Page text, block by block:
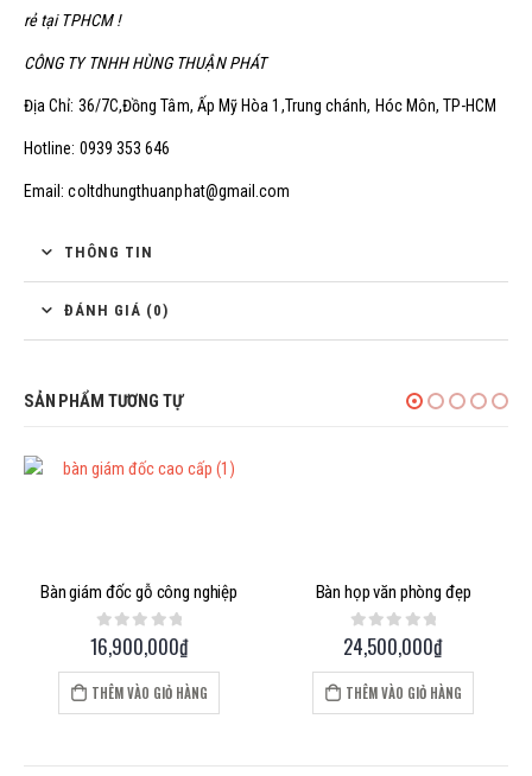
rẻ tại TPHCM !
CÔNG TY TNHH HÙNG THUẬN PHÁT
Địa Chỉ: 36/7C,Đồng Tâm, Ấp Mỹ Hòa 1,Trung chánh, Hóc Môn, TP-HCM
Hotline: 0939 353 646
Email: coltdhungthuanphat@gmail.com
THÔNG TIN
ĐÁNH GIÁ (0)
SẢN PHẨM TƯƠNG TỰ
Bàn giám đốc gỗ công nghiệp
0out of 5
16,900,000₫
THÊM VÀO GIỎ HÀNG
Bàn họp văn phòng đẹp
0out of 5
24,500,000₫
THÊM VÀO GIỎ HÀNG